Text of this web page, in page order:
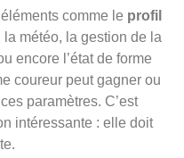
comme le profil
météo, la gestion de la
encore l’état de forme
coureur peut gagner ou
paramètres. C’est
intéressante : elle doit